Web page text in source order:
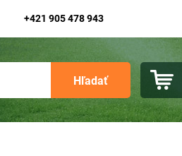
+421 905 478 943
Hľadať